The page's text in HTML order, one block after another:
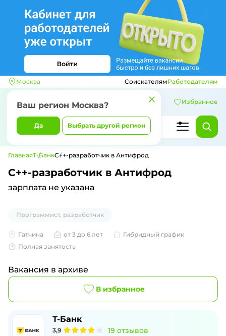
Москва
Ваш регион Москва?
Да Выбрать другой регион
СоискателямРаботодателям
Избранное
ГлавнаяТ-БанкC++-разработчик в Антифрод
C++-разработчик в Антифрод
зарплата не указана
Программист, разработчик
Гатчина от 3 до 6 лет
Гибридный график
Полная занятость
Вакансия в архиве
В избранное
Т-Банк
3,9 19 отзывов